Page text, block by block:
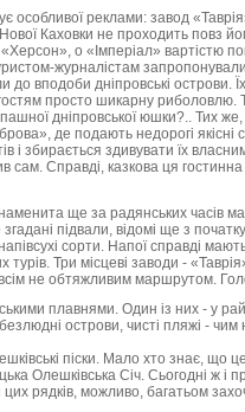
особливої реклами: завод
Каховки не проходить повз
о «Імперіал» вартістю
журналістам
вподоби дніпровські острови.
просто шикарну риболовлю.
дніпровської юшки?.. Тих
де подають недорогі якісні
і збирається здивувати їх
сам. Справді, казкова ця
ще за радянських часів
підвали, відомі ще з
сорти. Напої справді
Три місцеві заводи -
не обтяжливим маршрутом.
плавнями. Один із них - у
острови, чисті пляжі - чим
піски. Мало хто знає,
Олешківська Січ. Сьогодні ж і
рядків, можливо, багатьом